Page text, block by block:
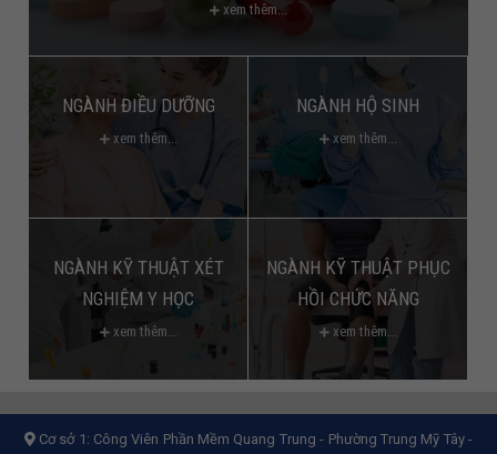
xem thêm...
NGÀNH ĐIỀU DƯỠNG
xem thêm...
NGÀNH HỘ SINH
xem thêm...
NGÀNH KỸ THUẬT XÉT
NGHIỆM Y HỌC
xem thêm...
NGÀNH KỸ THUẬT PHỤC
HỒI CHỨC NĂNG
xem thêm...
Cơ sở 1: Công Viên Phần Mềm Quang Trung - Phường Trung Mỹ Tây -